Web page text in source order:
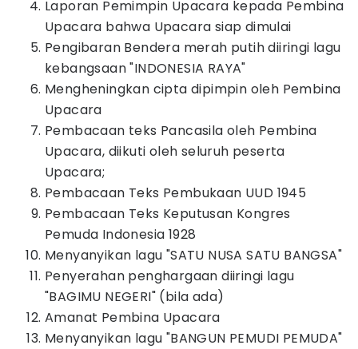
Laporan Pemimpin Upacara kepada Pembina
Upacara bahwa Upacara siap dimulai
Pengibaran Bendera merah putih diiringi lagu
kebangsaan "INDONESIA RAYA"
Mengheningkan cipta dipimpin oleh Pembina
Upacara
Pembacaan teks Pancasila oleh Pembina
Upacara, diikuti oleh seluruh peserta
Upacara;
Pembacaan Teks Pembukaan UUD 1945
Pembacaan Teks Keputusan Kongres
Pemuda Indonesia 1928
Menyanyikan lagu "SATU NUSA SATU BANGSA"
Penyerahan penghargaan diiringi lagu
"BAGIMU NEGERI" (bila ada)
Amanat Pembina Upacara
Menyanyikan lagu "BANGUN PEMUDI PEMUDA"